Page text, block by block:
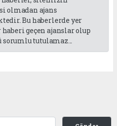
olmadan ajans
Bu haberlerde yer
geçen ajanslar olup
tutulamaz...